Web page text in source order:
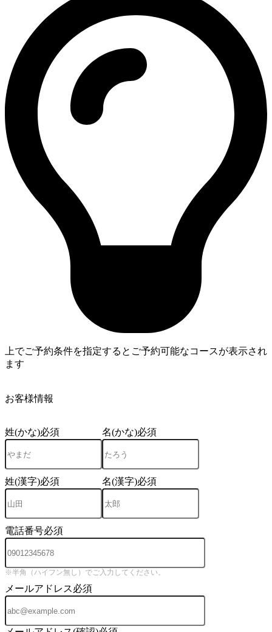
上でご予約条件を指定するとご予約可能なコースが表示され
ます
お客様情報
姓(かな)必須 名(かな)必須
姓(漢字)必須 名(漢字)必須
電話番号必須
※半角（ハイフン無し）でご入力してください。
メールアドレス必須